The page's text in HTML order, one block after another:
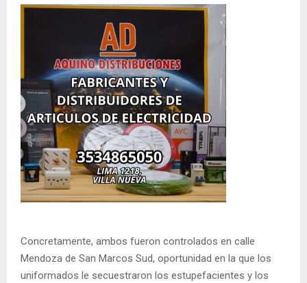
Concretamente, ambos fueron controlados en calle
Mendoza de San Marcos Sud, oportunidad en la que los
uniformados le secuestraron los estupefacientes y los